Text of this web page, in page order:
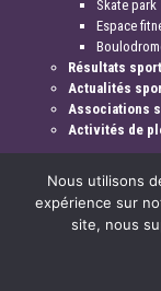
Skate park
Espace
Résultats
Actualités
Associations
Activités de
Nous utilisons
expérience sur
site, nous